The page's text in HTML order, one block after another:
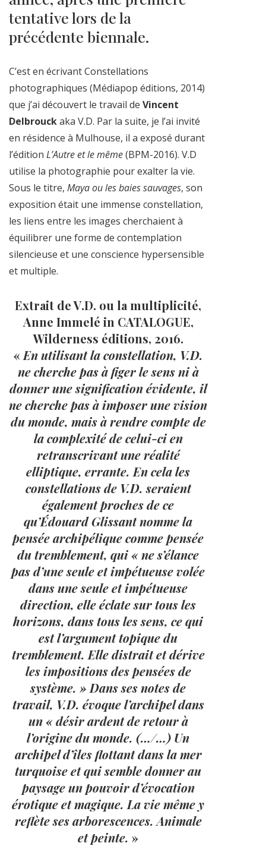
tentative lors de la
précédente biennale.
C’est en écrivant Constellations
photographiques (Médiapop éditions, 2014)
que j’ai découvert le travail de Vincent
Delbrouckaka V.D. Par la suite, je l’ai invité
en résidence à Mulhouse, il a exposé durant
l’édition L’Autre et le même(BPM-2016). V.D
utilise la photographie pour exalter la vie.
Sous le titre, Maya ou les baies sauvages, son
exposition était une immense constellation,
les liens entre les images cherchaient à
équilibrer une forme de contemplation
silencieuse et une conscience hypersensible
et multiple.
Extrait de V.D. ou la multiplicité,
Anne Immelé in CATALOGUE,
Wilderness éditions, 2016.
« En utilisant la constellation, V.D.
ne cherche pas à figer le sens ni à
donner une signification évidente, il
ne cherche pas à imposer une vision
du monde, mais à rendre compte de
la complexité de celui-ci en
retranscrivant une réalité
elliptique, errante. En cela les
constellations de V.D. seraient
également proches de ce
qu’Édouard Glissant nomme la
pensée archipélique comme pensée
du tremblement, qui « ne s’élance
pas d’une seule et impétueuse volée
dans une seule et impétueuse
direction, elle éclate sur tous les
horizons, dans tous les sens, ce qui
est l’argument topique du
tremblement. Elle distrait et dérive
les impositions des pensées de
système. » Dans ses notes de
travail, V.D. évoque l’archipel dans
un « désir ardent de retour à
l’origine du monde. (…/…) Un
archipel d’îles flottant dans la mer
turquoise et qui semble donner au
paysage un pouvoir d’évocation
érotique et magique. La vie même y
reflète ses arborescences. Animale
et peinte.»